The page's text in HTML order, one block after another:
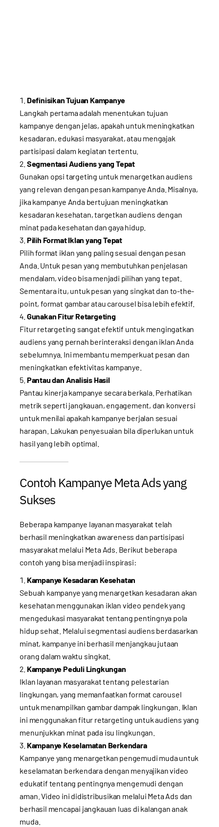
Definisikan Tujuan Kampanye
Langkah pertama adalah menentukan tujuan
kampanye dengan jelas, apakah untuk meningkatkan
kesadaran, edukasi masyarakat, atau mengajak
partisipasi dalam kegiatan tertentu.
Segmentasi Audiens yang Tepat
Gunakan opsi targeting untuk menargetkan audiens
yang relevan dengan pesan kampanye Anda. Misalnya,
jika kampanye Anda bertujuan meningkatkan
kesadaran kesehatan, targetkan audiens dengan
minat pada kesehatan dan gaya hidup.
Pilih Format Iklan yang Tepat
Pilih format iklan yang paling sesuai dengan pesan
Anda. Untuk pesan yang membutuhkan penjelasan
mendalam, video bisa menjadi pilihan yang tepat.
Sementara itu, untuk pesan yang singkat dan to-the-
point, format gambar atau carousel bisa lebih efektif.
Gunakan Fitur Retargeting
Fitur retargeting sangat efektif untuk mengingatkan
audiens yang pernah berinteraksi dengan iklan Anda
sebelumnya. Ini membantu memperkuat pesan dan
meningkatkan efektivitas kampanye.
Pantau dan Analisis Hasil
Pantau kinerja kampanye secara berkala. Perhatikan
metrik seperti jangkauan, engagement, dan konversi
untuk menilai apakah kampanye berjalan sesuai
harapan. Lakukan penyesuaian bila diperlukan untuk
hasil yang lebih optimal.
Contoh Kampanye Meta Ads yang
Sukses
Beberapa kampanye layanan masyarakat telah
berhasil meningkatkan awareness dan partisipasi
masyarakat melalui Meta Ads. Berikut beberapa
contoh yang bisa menjadi inspirasi:
Kampanye Kesadaran Kesehatan
Sebuah kampanye yang menargetkan kesadaran akan
kesehatan menggunakan iklan video pendek yang
mengedukasi masyarakat tentang pentingnya pola
hidup sehat. Melalui segmentasi audiens berdasarkan
minat, kampanye ini berhasil menjangkau jutaan
orang dalam waktu singkat.
Kampanye Peduli Lingkungan
Iklan layanan masyarakat tentang pelestarian
lingkungan, yang memanfaatkan format carousel
untuk menampilkan gambar dampak lingkungan. Iklan
ini menggunakan fitur retargeting untuk audiens yang
menunjukkan minat pada isu lingkungan.
Kampanye Keselamatan Berkendara
Kampanye yang menargetkan pengemudi muda untuk
keselamatan berkendara dengan menyajikan video
edukatif tentang pentingnya mengemudi dengan
aman. Video ini didistribusikan melalui Meta Ads dan
berhasil mencapai jangkauan luas di kalangan anak
muda.